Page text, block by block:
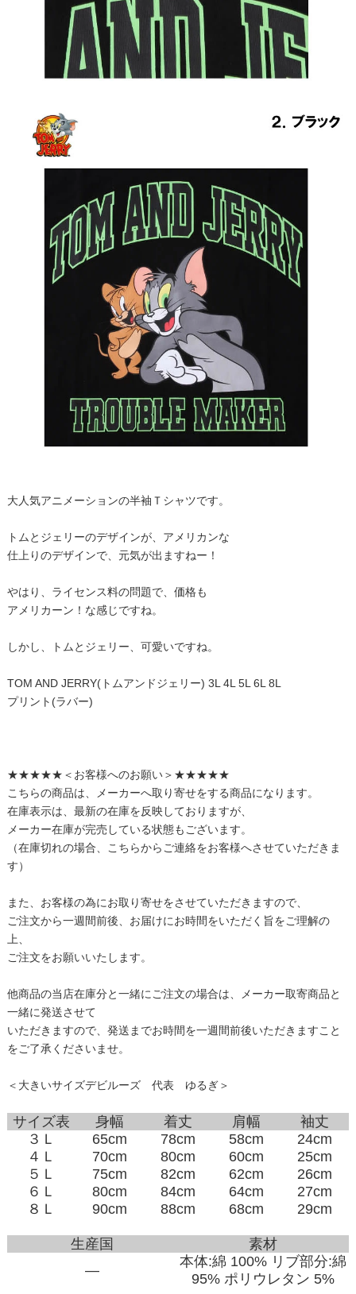
大人気アニメーションの半袖Ｔシャツです。
トムとジェリーのデザインが、アメリカンな
仕上りのデザインで、元気が出ますねー！
やはり、ライセンス料の問題で、価格も
アメリカーン！な感じですね。
しかし、トムとジェリー、可愛いですね。
TOM AND JERRY(トムアンドジェリー) 3L 4L 5L 6L 8L
プリント(ラバー)
★★★★★＜お客様へのお願い＞★★★★★
こちらの商品は、メーカーへ取り寄せをする商品になります。
在庫表示は、最新の在庫を反映しておりますが、
メーカー在庫が完売している状態もございます。
（在庫切れの場合、こちらからご連絡をお客様へさせていただきま
す）
また、お客様の為にお取り寄せをさせていただきますので、
ご注文から一週間前後、お届けにお時間をいただく旨をご理解の
上、
ご注文をお願いいたします。
他商品の当店在庫分と一緒にご注文の場合は、メーカー取寄商品と
一緒に発送させて
いただきますので、発送までお時間を一週間前後いただきますこと
をご了承くださいませ。
＜大きいサイズデビルーズ 代表 ゆるぎ＞
サイズ表 身幅 着丈 肩幅
袖丈
３Ｌ
65cm 78cm 58cm
24cm
４Ｌ
70cm 80cm 60cm
25cm
５Ｌ
75cm 82cm 62cm
26cm
６Ｌ
80cm 84cm 64cm
27cm
８Ｌ
90cm 88cm 68cm 29cm
生産国
素材
―
本体:綿 100% リブ部分:綿
95% ポリウレタン 5%